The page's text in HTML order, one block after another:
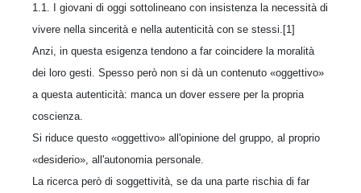
1.1. I giovani di oggi sottolineano con insistenza la necessità di
vivere nella sincerità e nella autenticità con se stessi.[1]
Anzi, in questa esigenza tendono a far coincidere la moralità
dei loro gesti. Spesso però non si dà un contenuto «oggettivo»
a questa autenticità: manca un dover essere per la propria
coscienza.
Si riduce questo «oggettivo» all'opinione del gruppo, al proprio
«desiderio», all'autonomia personale.
La ricerca però di soggettività, se da una parte rischia di far